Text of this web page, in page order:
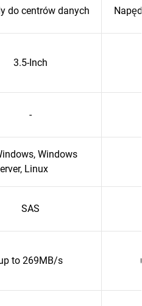
do centrów danych
3.5-Inch
-
Windows
Linux
SAS
to 269MB/s